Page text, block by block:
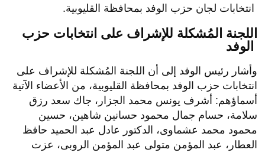
انتخابات لجان حزب الوفد بمحافظة القليوبية.
اللجنة المُشكلة للإشراف على انتخابات حزب
وأشار رئيس الوفد إلى أن اللجنة المُشكلة للإشراف على
انتخابات حزب الوفد بمحافظة القليوبية، من اﻷعضاء الآتية
أسماؤهم: أشرف يونس محمد الجزار، جاك سعد رزق
سلامة، حسام جمال محمود حسانين شاهين، حسين
محمود محمد عشماوى، الدكتور عادل عبد الحميد حافظ
العطار، عبد المؤمن متولى عبد المؤمن الروبى، عزت